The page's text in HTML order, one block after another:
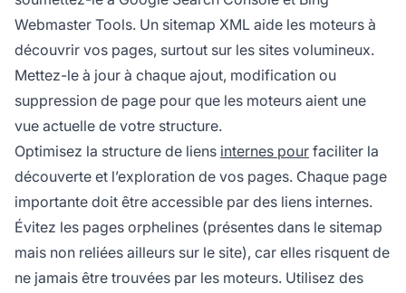
Webmaster Tools. Un sitemap XML aide les moteurs à
découvrir vos pages, surtout sur les sites volumineux.
Mettez-le à jour à chaque ajout, modification ou
suppression de page pour que les moteurs aient une
vue actuelle de votre structure.
Optimisez la structure de liens internes pour faciliter la
découverte et l’exploration de vos pages. Chaque page
importante doit être accessible par des liens internes.
Évitez les pages orphelines (présentes dans le sitemap
mais non reliées ailleurs sur le site), car elles risquent de
ne jamais être trouvées par les moteurs. Utilisez des